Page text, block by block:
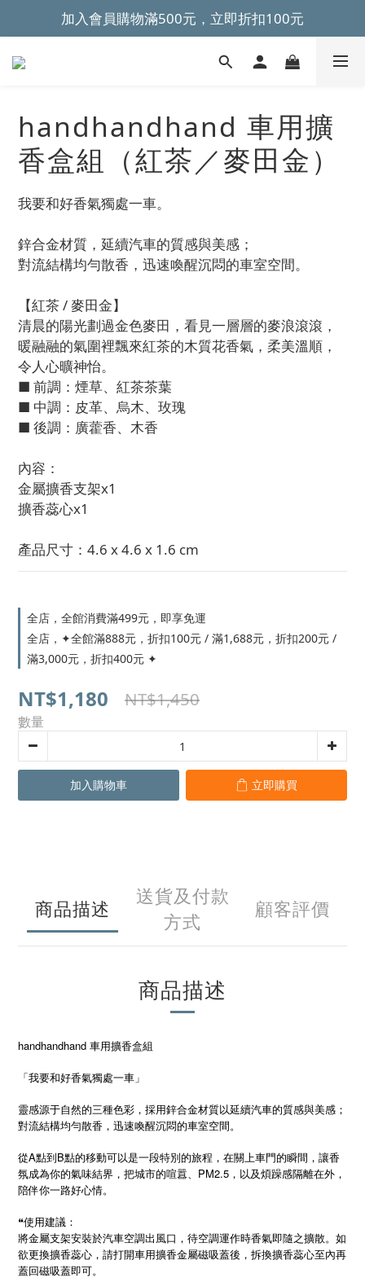
~全館滿499元免運~
加入會員購物滿500元，立即折扣100元
~全館滿499元免運~
handhandhand 車用擴
香盒組（紅茶／麥田金）
我要和好香氣獨處一車。
鋅合金材質，延續汽車的質感與美感；
對流結構均勻散香，迅速喚醒沉悶的車室空間。
【紅茶 / 麥田金】
清晨的陽光劃過金色麥田，看見一層層的麥浪滾滾，
暖融融的氣圍裡飄來紅茶的木質花香氣，柔美溫順，
令人心曠神怡。
■ 前調：煙草、紅茶茶葉
■ 中調：皮革、烏木、玫瑰
■ 後調：廣藿香、木香
內容：
金屬擴香支架x1
擴香蕊心x1
產品尺寸：4.6 x 4.6 x 1.6 cm
全店，全館消費滿499元，即享免運
全店，✦全館滿888元，折扣100元 / 滿1,688元，折扣200元 /
滿3,000元，折扣400元 ✦
NT$1,180 NT$1,450
數量
加入購物車 立即購買
商品描述
送貨及付款
方式
顧客評價
商品描述
handhandhand 車用擴香盒組
「我要和好香氣獨處一車」
靈感源于自然的三種色彩，採用鋅合金材質以延續汽車的質感與美感；
對流結構均勻散香，迅速喚醒沉悶的車室空間。
從A點到B點的移動可以是一段特別的旅程，在關上車門的瞬間，讓香
氛成為你的氣味結界，把城市的喧囂、PM2.5，以及煩躁感隔離在外，
陪伴你一路好心情。
❝使用建議：
將金屬支架安裝於汽車空調出風口，待空調運作時香氣即隨之擴散。如
欲更換擴香蕊心，請打開車用擴香金屬磁吸蓋後，拆換擴香蕊心至內再
蓋回磁吸蓋即可。